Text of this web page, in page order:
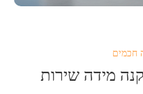
חכמים
מידה שירות